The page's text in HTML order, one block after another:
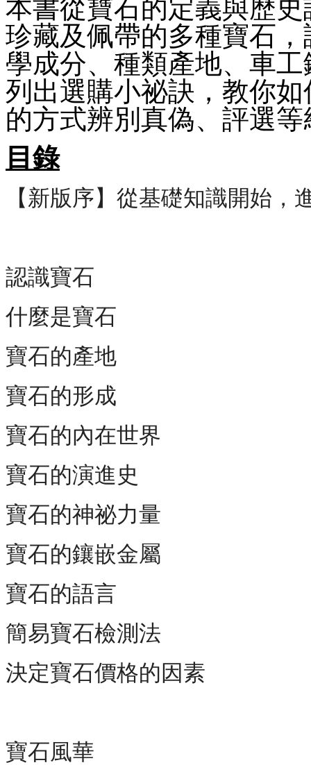
本書從寶石的定義與歷
珍藏及佩帶的多種寶石
學成分、種類產地、車
列出選購小祕訣，教你
的方式辨別真偽、評選等
目錄
【新版序】從基礎知識開始，
認識寶石
什麼是寶石
寶石的產地
寶石的形成
寶石的內在世界
寶石的演進史
寶石的神祕力量
寶石的鑲嵌金屬
寶石的語言
簡易寶石檢測法
決定寶石價格的因素
寶石風華